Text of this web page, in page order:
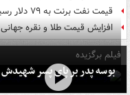
قیمت نفت برنت به ۷۹ دلار رسید
افزایش قیمت طلا و نقره جهانی
فیلم برگزیده
بوسه‌ پدر بر پای پسر شهیدش